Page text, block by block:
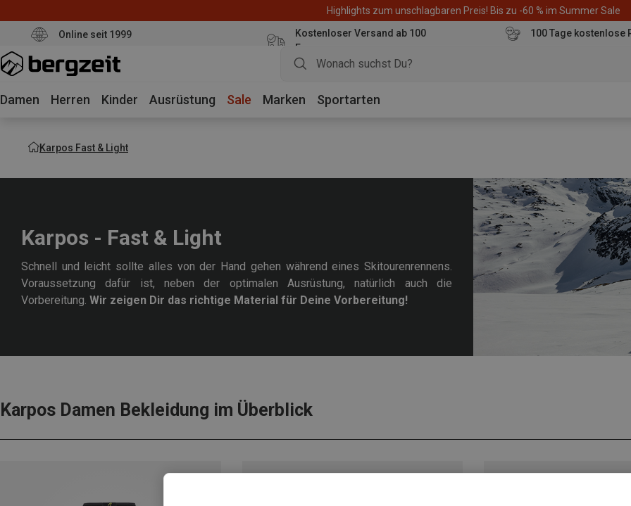
Highlights zum unschlagbaren Preis! Bis zu -60 % im Summer Sale
Online seit 1999
Kostenloser Versand ab 100
Euro
100 Tage kostenlose
Damen Herren Kinder Ausrüstung Sale Marken Sportarten
Karpos Fast & Light
Karpos - Fast & Light
Schnell und leicht sollte alles von der Hand gehen während eines Skitourenrennens.
Voraussetzung dafür ist, neben der optimalen Ausrüstung, natürlich auch die
Vorbereitung. Wir zeigen Dir das richtige Material für Deine Vorbereitung!
Karpos Damen Bekleidung im Überblick